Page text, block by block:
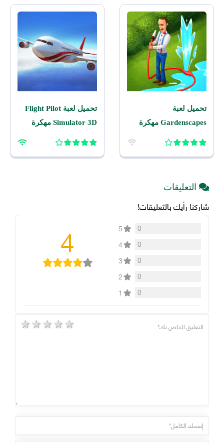
تحميل لعبة
Gardenscapes مهكرة
تحميل لعبة Flight Pilot
Simulator 3D مهكرة
التعليقات
شاركنا رأيك بالتعليقات!
0
5
0
4
0
3
0
2
0
1
4
5 stars 4 stars 3 stars 2 stars 1 star